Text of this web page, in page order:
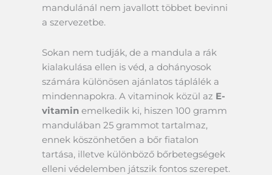
mandulánál nem javallott többet bevinni
a szervezetbe.
Sokan nem tudják, de a mandula a rák
kialakulása ellen is véd, a dohányosok
számára különösen ajánlatos táplálék a
mindennapokra. A vitaminok közül az E-
vitaminemelkedik ki, hiszen 100 gramm
mandulában 25 grammot tartalmaz,
ennek köszönhetően a bőr fiatalon
tartása, illetve különböző bőrbetegségek
elleni védelemben játszik fontos szerepet.